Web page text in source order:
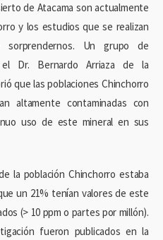
de Atacama son actualmente
y los estudios que se realizan
Un grupo de
Dr. Bernardo Arriaza de la
que las poblaciones Chinchorro
altamente contaminadas con
uso de este mineral en sus
la población Chinchorro estaba
un 21% tenían valores de este
(> 10 ppm o partes por millón).
fueron publicados en la